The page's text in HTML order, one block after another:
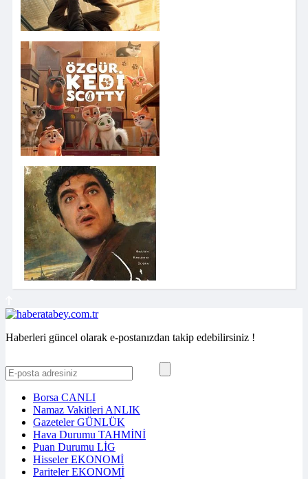
Haberleri güncel olarak e-postanızdan takip edebilirsiniz !
Borsa CANLI
Namaz Vakitleri ANLIK
GazetelerGÜNLÜK
Hava Durumu TAHMİNİ
Puan Durumu LİG
HisselerEKONOMİ
ParitelerEKONOMİ